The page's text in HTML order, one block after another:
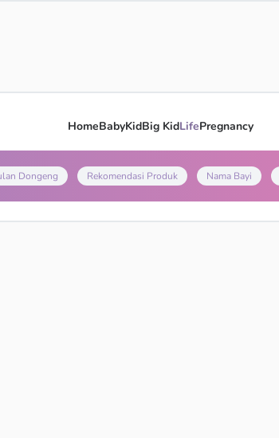
HomeBabyKidBig KidLifePregnancy
Dongeng Rekomendasi Produk Nama Bayi